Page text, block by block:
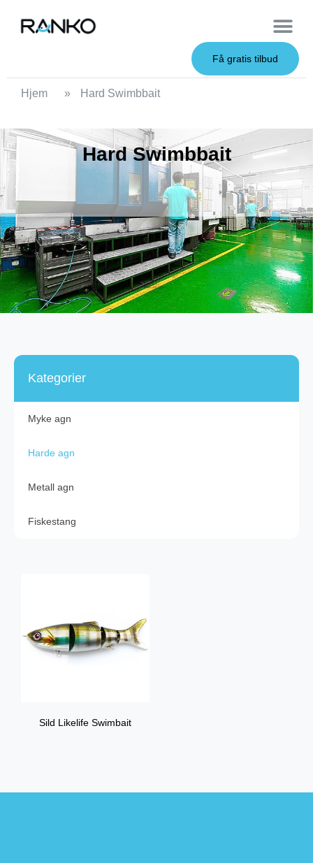
Få gratis tilbud
Hjem » Hard Swimbbait
Hard Swimbbait
Kategorier
Myke agn
Harde agn
Metall agn
Fiskestang
Sild Likelife Swimbait